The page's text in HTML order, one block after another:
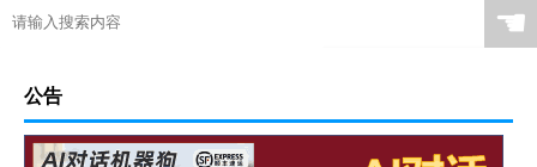
☚
公告